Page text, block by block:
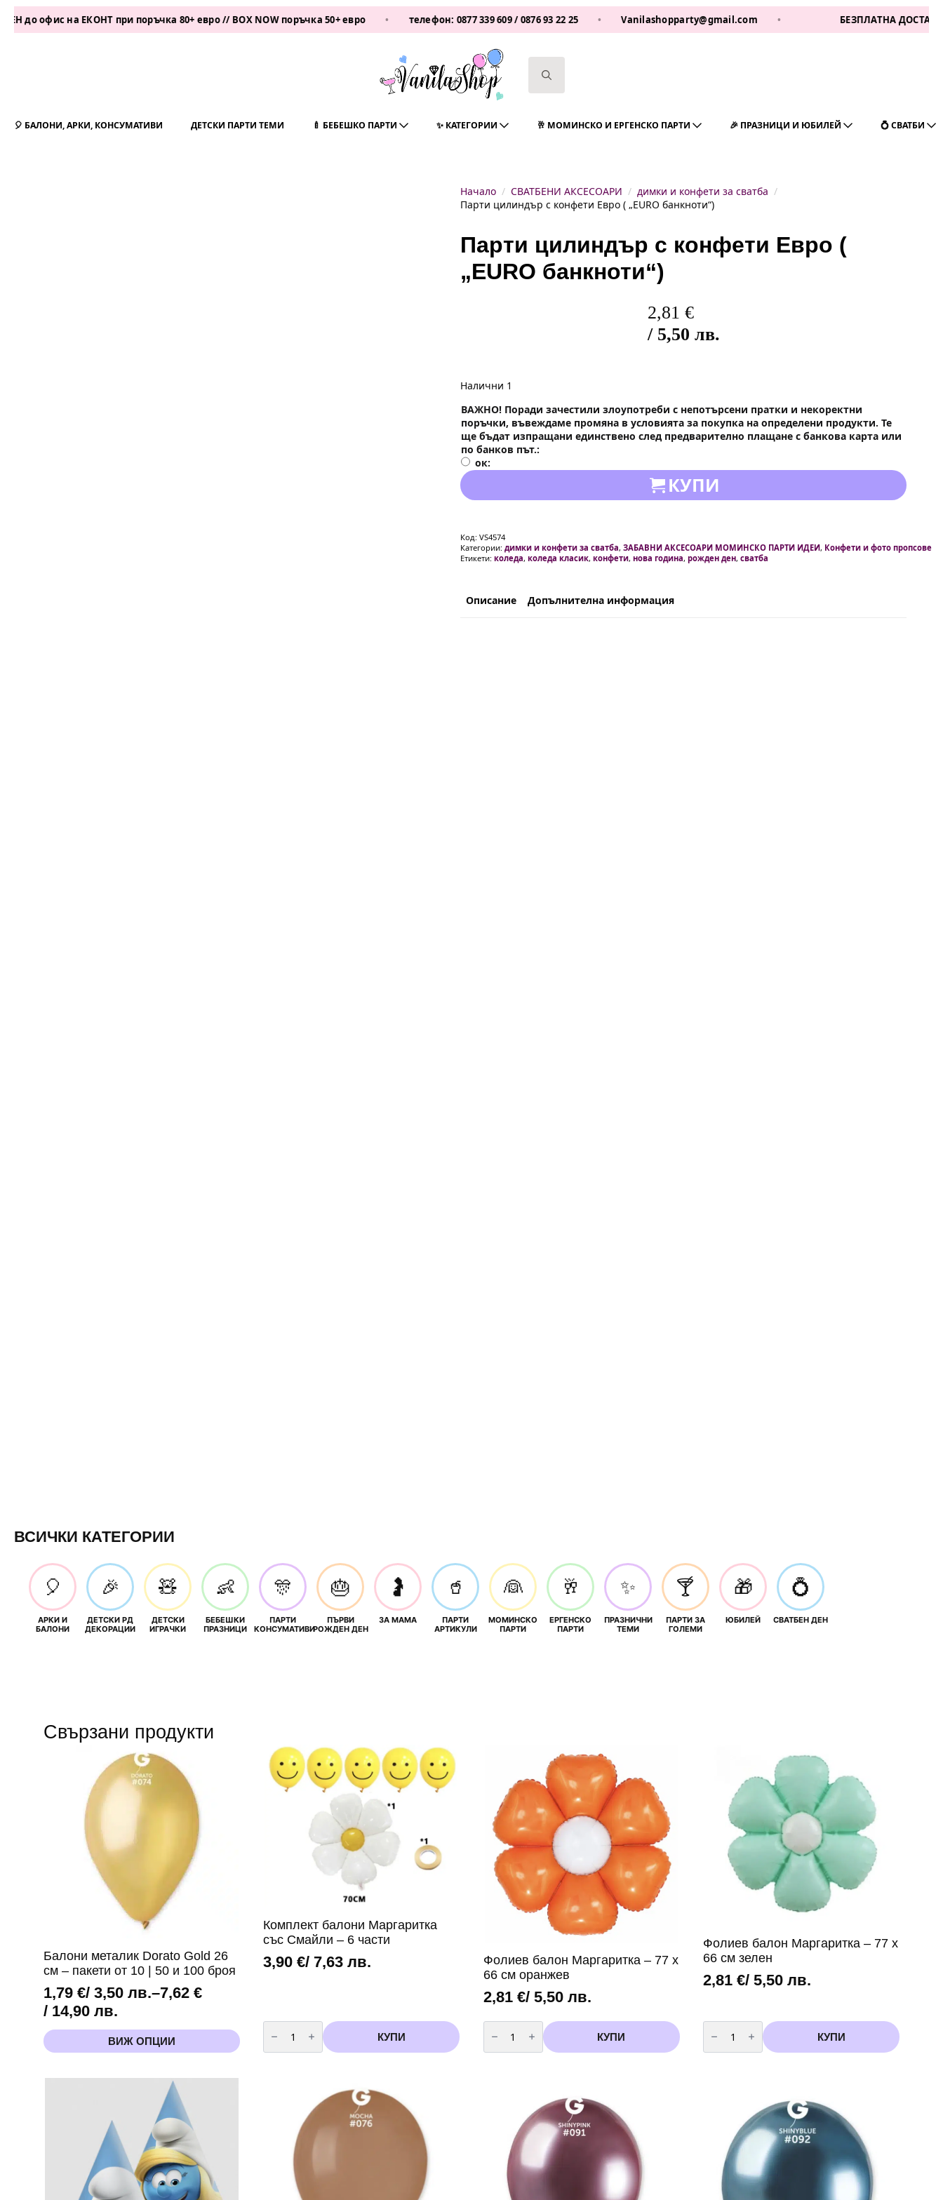
на ЕКОНТ при поръчка 80+ евро // BOX NOW поръчка 50+ евро • телефон:0877 339 609/0876 93 22 25 • Vanilashopparty@gmail.com • БЕЗПЛАТНА ДОСТАВКА ЗА 1
🎈 БАЛОНИ, АРКИ, КОНСУМАТИВИ ДЕТСКИ ПАРТИ ТЕМИ 🍼 БЕБЕШКО ПАРТИ ✨ КАТЕГОРИИ 🥂 МОМИНСКО И ЕРГЕНСКО ПАРТИ 🎉 ПРАЗНИЦИ И ЮБИЛЕЙ 💍 СВАТБИ
Начало СВАТБЕНИ АКСЕСОАРИ
димки и конфети за сватба
Парти цилиндър с конфети Евро ( „EURO банкноти“)
Парти цилиндър с конфети Евро (
„EURO банкноти“)
2,81 €
/ 5,50 лв.
Налични 1
ВАЖНО! Поради зачестили злоупотреби с непотърсени пратки и некоректни
поръчки, въвеждаме промяна в условията за покупка на определени продукти. Те
ще бъдат изпращани единствено след предварително плащане с банкова карта или
по банков път.
ок
КУПИ
Код: VS4574
Категории: димки и конфети за сватба, ЗАБАВНИ АКСЕСОАРИ МОМИНСКО ПАРТИ ИДЕИ, Конфети и фото пропсове
Етикети: коледа, коледа класик, конфети, нова година, рожден ден, сватба
Описание Допълнителна информация
ВСИЧКИ КАТЕГОРИИ
🎈
АРКИ И
БАЛОНИ
🎉
ДЕТСКИ РД
ДЕКОРАЦИИ
🧸
ДЕТСКИ
ИГРАЧКИ
👶
БЕБЕШКИ
ПРАЗНИЦИ
🎊
ПАРТИ
КОНСУМАТИВИ
🎂
ПЪРВИ
РОЖДЕН ДЕН
🤰
ЗА МАМА
🥤
ПАРТИ
АРТИКУЛИ
👰
МОМИНСКО
ПАРТИ
🥂
ЕРГЕНСКО
ПАРТИ
✨
ПРАЗНИЧНИ
ТЕМИ
🍸
ПАРТИ ЗА
ГОЛЕМИ
🎁
ЮБИЛЕЙ
💍
СВАТБЕН ДЕН
Свързани продукти
Балони металик Dorato Gold 26
см – пакети от 10 | 50 и 100 броя
1,79 €/ 3,50 лв.–7,62 €
/ 14,90 лв.
Price
range:
1,79 €
3,50 лв.
14,90 лв.
ВИЖ ОПЦИИ
This
product
multiple
product
Комплект балони Маргаритка
със Смайли – 6 части
3,90€/ 7,63 лв.
количество
за
Комплект
балони
КУПИ
Фолиев балон Маргаритка – 77 х
66 см оранжев
2,81 €/ 5,50 лв.
количество
за
Фолиев
балон
оранжев
КУПИ
Фолиев балон Маргаритка – 77 х
66 см зелен
2,81€/ 5,50 лв.
количество
за
Фолиев
балон
КУПИ